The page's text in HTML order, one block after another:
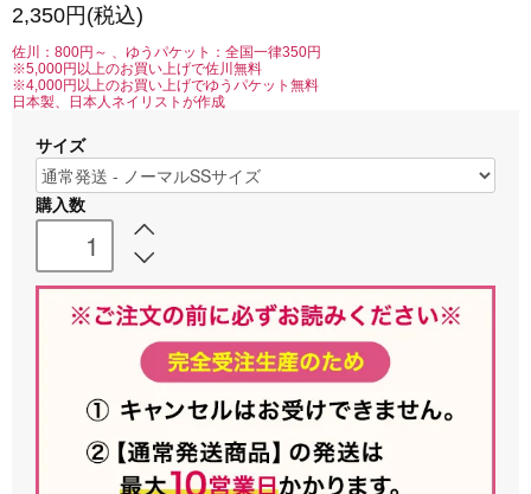
2,350円(税込)
佐川：800円～ 、ゆうパケット：全国一律350円
※5,000円以上のお買い上げで佐川無料
※4,000円以上のお買い上げでゆうパケット無料
日本製、日本人ネイリストが作成
サイズ
購入数